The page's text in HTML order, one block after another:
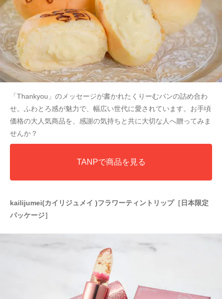
「Thankyou」のメッセージが書かれたくりーむパンの詰め合わ
せ。ふわとろ感が魅力で、幅広い世代に愛されています。お手頃
価格の大人気商品を、感謝の気持ちと共に大切な人へ贈ってみま
せんか？
TANPで商品を見る
kailijumei(カイリジュメイ )フラワーティントリップ［日本限定
パッケージ］